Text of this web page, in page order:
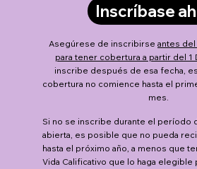
Inscríbase
Asegúrese de inscribirse antes del
para tener cobertura a partir del 1
inscribe después de esa fecha,
cobertura no comience hasta el
mes.
Si no se inscribe durante el período
abierta, es posible que no pueda
hasta el próximo año, a menos que
Vida Calificativo que lo haga elegible